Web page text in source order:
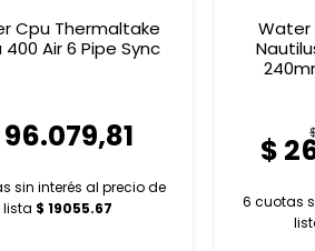
Cpu Thermaltake
400 Air 6 Pipe Sync
sin interés al precio de
lista $ 19055.67
Water
$
6 cuotas